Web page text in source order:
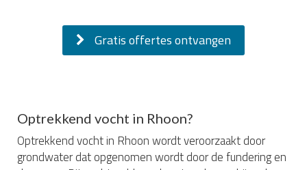
Gratis offertes ontvangen
Optrekkend vocht in Rhoon?
Optrekkend vocht in Rhoon wordt veroorzaakt door
grondwater dat opgenomen wordt door de fundering en